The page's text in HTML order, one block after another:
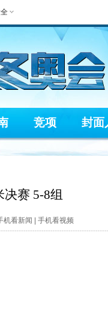
竞项 封面
赛 5-8组
机看新闻 手机看视频